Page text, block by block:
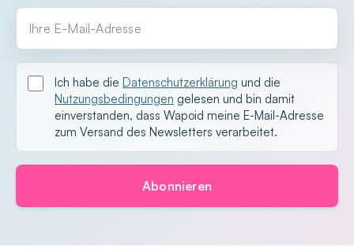
Ihre E-Mail-Adresse
Ich habe die Datenschutzerklärung und die
Nutzungsbedingungen gelesen und bin damit
einverstanden, dass Wapoid meine E-Mail-Adresse
zum Versand des Newsletters verarbeitet.
Abonnieren